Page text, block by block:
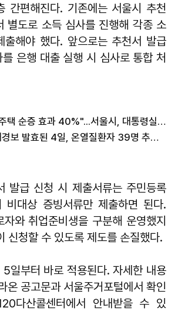
간편해진다. 기존에는 서울시 추천
별도로 소득 심사를 진행해 각종 소
출해야 했다. 앞으로는 추천서 발급
은행 대출 실행 시 심사로 통합 처
"재건축·재개발, 주택 순증 효과 40%"...서울시, 대통령실에 정비사업 '백서' 전달
서울시 "폭염중대경보 발효된 4일, 온열질환자 39명 추가 발생"
발급 신청 시 제출서류는 주민등록
비대상 증빙서류만 제출하면 된다.
와 취업준비생을 구분해 운영했지
신청할 수 있도록 제도를 손질했다.
일부터 바로 적용된다. 자세한 내용
온 공고문과 서울주거포털에서 확인
다산콜센터에서 안내받을 수 있